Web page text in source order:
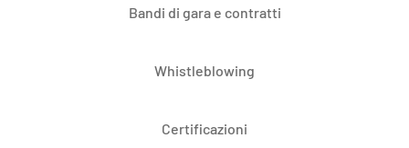
Bandi di gara e contratti
Whistleblowing
Certificazioni